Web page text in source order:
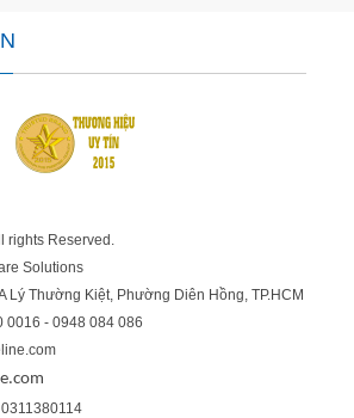
rights Reserved.
Solutions
Lý Thường Kiệt, Phường Diên Hồng, TP.HCM
0016 - 0948 084 086